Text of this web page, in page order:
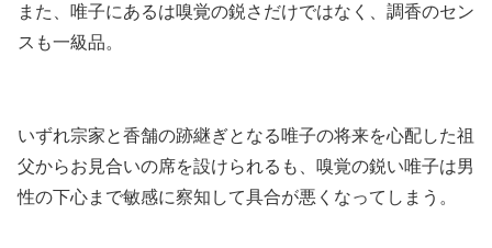
また、唯子にあるは嗅覚の鋭さだけではなく、調香のセン
スも一級品。
いずれ宗家と香舗の跡継ぎとなる唯子の将来を心配した祖
父からお見合いの席を設けられる も、嗅覚の鋭い唯子は男
性の下心まで敏感に察知して具合が悪くなってしまう。